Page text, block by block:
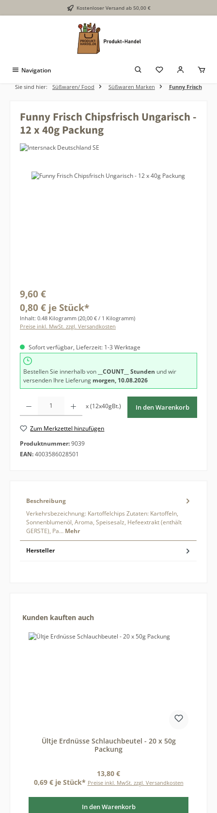
Zum Hauptinhalt springen Kostenloser Versand ab 50,00 €
Navigation
Sie sind hier: Süßwaren/ Food Süßwaren Marken Funny Frisch
Funny Frisch Chipsfrisch Ungarisch -
12 x 40g Packung
Bildergalerie überspringen
Regulärer Preis:
9,60 €
0,80 € je Stück*
Inhalt: 0.48 Kilogramm (20,00 € / 1 Kilogramm)
Preise inkl. MwSt. zzgl. Versandkosten
Sofort verfügbar, Lieferzeit: 1-3 Werktage
Bestellen Sie innerhalb von __COUNT__ Stunden und wir
versenden Ihre Lieferung morgen, 10.08.2026
x (12x40gBt.) In den Warenkorb
Zum Merkzettel hinzufügen
Produktnummer:9039
EAN:4003586028501
Beschreibung
Verkehrsbezeichnung: Kartoffelchips Zutaten: Kartoffeln,
Sonnenblumenöl, Aroma, Speisesalz, Hefeextrakt (enthält
GERSTE), Pa… Mehr
Hersteller
Produktgalerie überspringen
Kunden kauften auch
Ültje Erdnüsse Schlauchbeutel - 20 x 50g
Packung
Regulärer Preis:
13,80 €
0,69 € je Stück* Preise inkl. MwSt. zzgl. Versandkosten
In den Warenkorb